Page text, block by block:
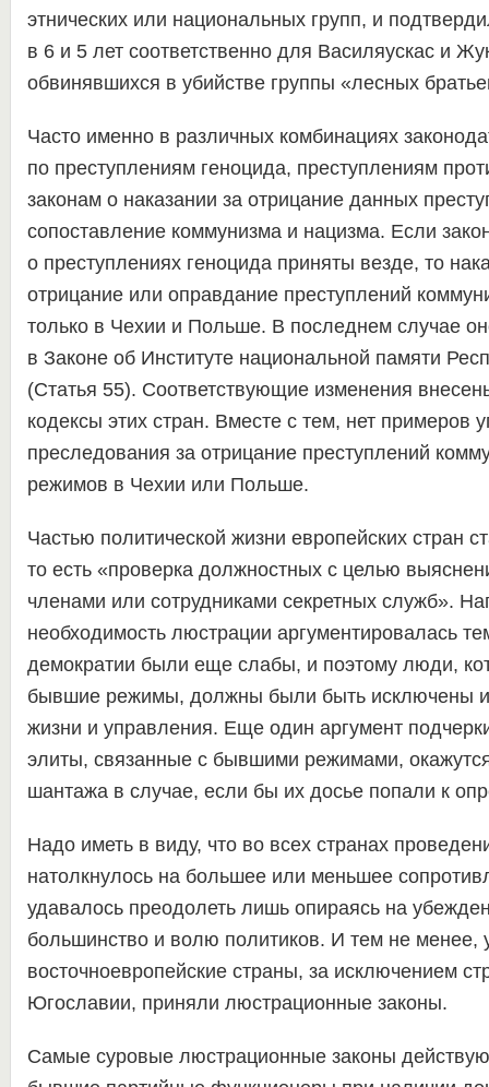
этнических или национальных групп, и
в 6 и 5 лет соответственно для Василяускас и
обвинявшихся в убийстве группы «лесных
Часто именно в различных комбинациях
по преступлениям геноцида, преступлениям
законам о наказании за отрицание данных
сопоставление коммунизма и нацизма. Если
о преступлениях геноцида приняты везде, то
отрицание или оправдание преступлений
только в Чехии и Польше. В последнем случае
в Законе об Институте национальной памяти
(Статья 55). Соответствующие изменения
кодексы этих стран. Вместе с тем, нет примеров
преследования за отрицание преступлений
режимов в Чехии или Польше.
Частью политической жизни европейских стран
то есть «проверка должностных с целью
членами или сотрудниками секретных служб».
необходимость люстрации аргументировалась
демократии были еще слабы, и поэтому люди,
бывшие режимы, должны были быть исключены
жизни и управления. Еще один аргумент
элиты, связанные с бывшими режимами,
шантажа в случае, если бы их досье попали к
Надо иметь в виду, что во всех странах
натолкнулось на большее или меньшее
удавалось преодолеть лишь опираясь на
большинство и волю политиков. И тем не менее,
восточноевропейские страны, за исключением
Югославии, приняли люстрационные законы.
Самые суровые люстрационные законы